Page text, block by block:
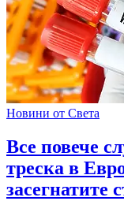
Новини от Света
Все повече
треска в
засегнатите